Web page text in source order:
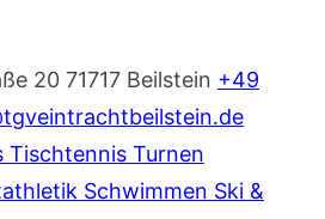
20 71717 Beilstein +49
Tischtennis Turnen
Schwimmen Ski &